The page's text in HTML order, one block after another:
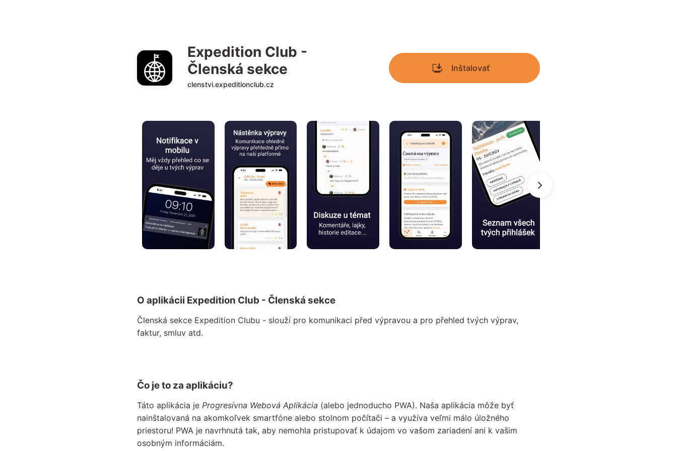
Expedition Club -
Členská sekce
clenstvi.expeditionclub.cz
Inštalovať
O aplikácii Expedition Club - Členská sekce
Členská sekce Expedition Clubu - slouží pro komunikaci před výpravou a pro přehled tvých výprav,
faktur, smluv atd.
Čo je to za aplikáciu?
Táto aplikácia je Progresívna Webová Aplikácia (alebo jednoducho PWA). Naša aplikácia môže byť
nainštalovaná na akomkoľvek smartfóne alebo stolnom počítači – a využíva veľmi málo úložného
priestoru! PWA je navrhnutá tak, aby nemohla pristupovať k údajom vo vašom zariadení ani k vašim
osobným informáciám.